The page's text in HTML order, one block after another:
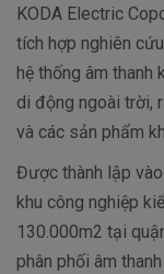
KODA Electric
tích hợp nghiên
hệ thống âm thanh
di động ngoài trời,
và các sản phẩm
Được thành lập
khu công nghiệp
130.000m2 tại
phân phối âm